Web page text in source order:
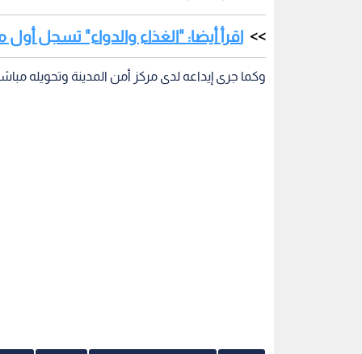
اقرأ أيضا: "الغذاء والدواء" تسجل
وكما جرى إيداعه لدى مركز أمن المدينة وتحويله